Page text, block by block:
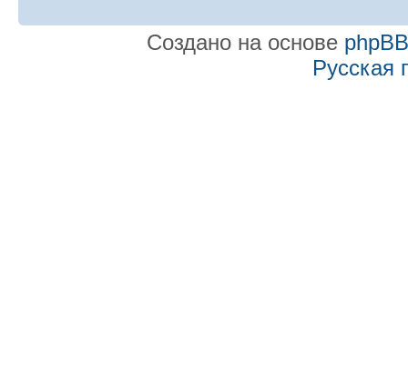
Создано на основе phpBB
Русская